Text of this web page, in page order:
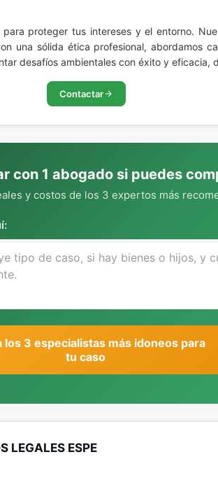
proteger tus intereses y el entorno.
una sólida ética profesional, abordamos
desafíos ambientales con éxito y
Contactar
con 1 abogado si puedes
y costos de los 3 expertos más
los 3 especialistas más idoneos para
tu caso
LEGALES ESPE